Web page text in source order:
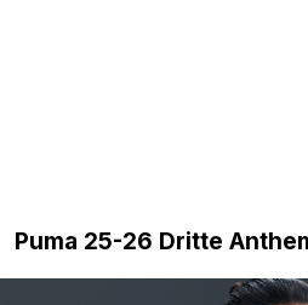
Puma 25-26 Dritte